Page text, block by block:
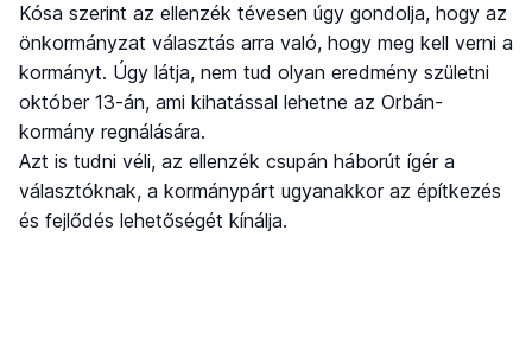
Kósa szerint az ellenzék tévesen úgy gondolja, hogy az
önkormányzat választás arra való, hogy meg kell verni a
kormányt. Úgy látja, nem tud olyan eredmény születni
október 13-án, ami kihatással lehetne az Orbán-
kormány regnálására.
Azt is tudni véli, az ellenzék csupán háborút ígér a
választóknak, a kormánypárt ugyanakkor az építkezés
és fejlődés lehetőségét kínálja.